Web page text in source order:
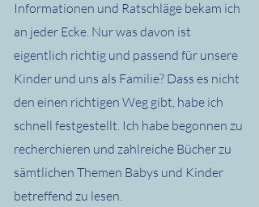
Informationen und Ratschläge bekam ich
an jeder Ecke. Nur was davon ist
eigentlich richtig und passend für unsere
Kinder und uns als Familie? Dass es nicht
den einen richtigen Weg gibt, habe ich
schnell festgestellt. Ich habe begonnen zu
recherchieren und zahlreiche Bücher zu
sämtlichen Themen Babys und Kinder
betreffend zu lesen.